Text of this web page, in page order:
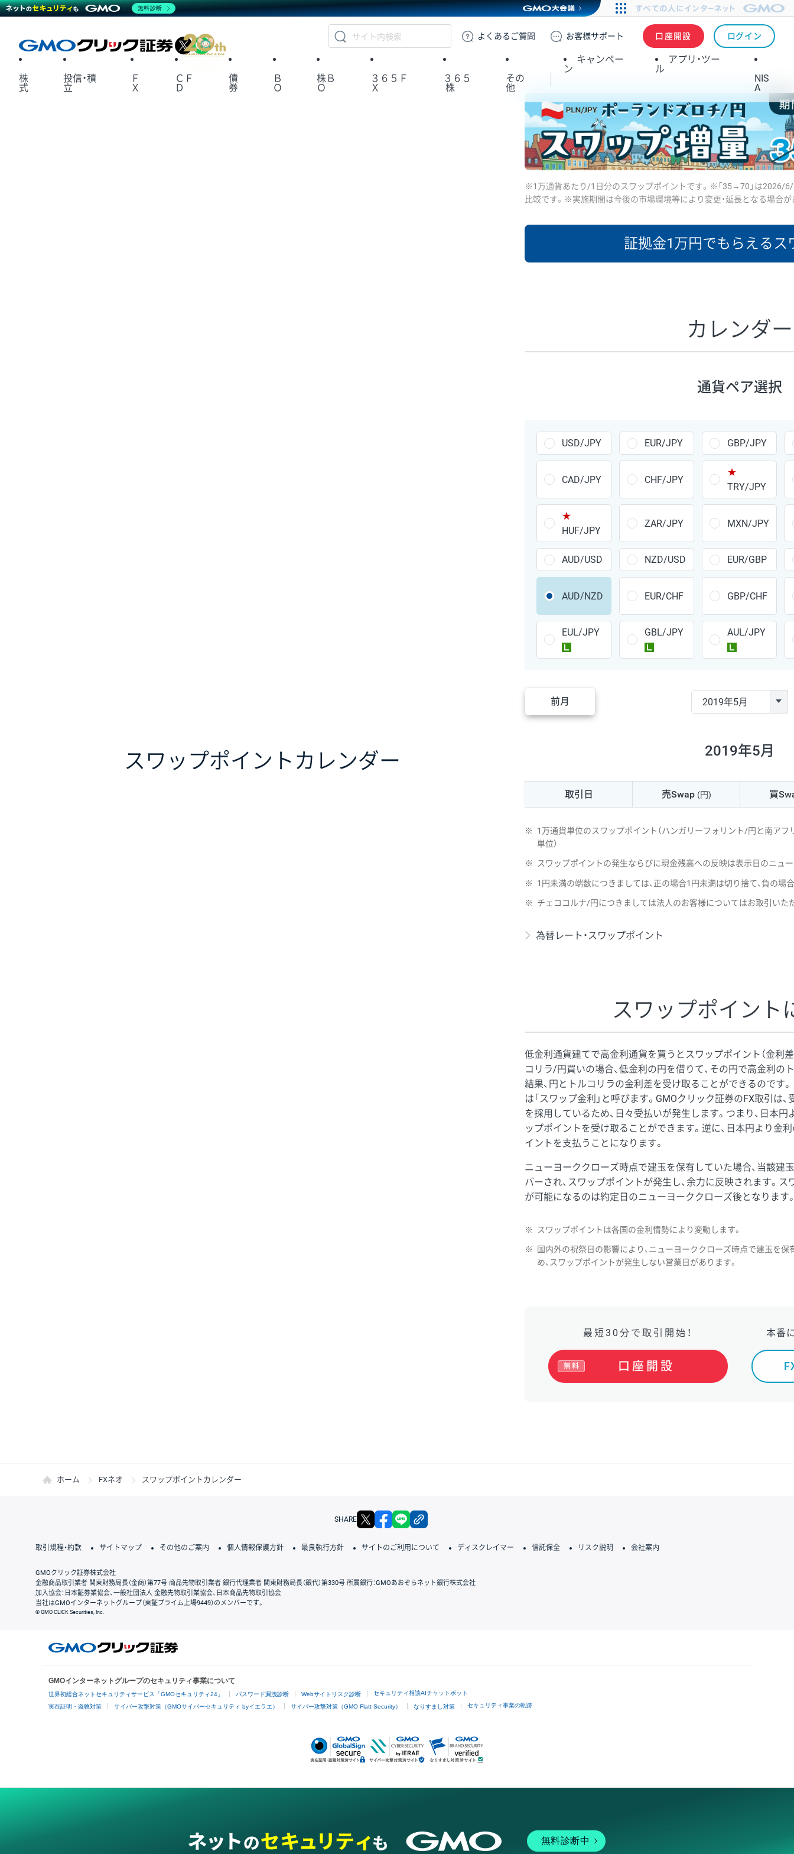
GMOクリック証券
よくある ご質問 お客様サポート 口座開設 ログイン
X
株
式
投信・積
立
Ｆ
Ｘ
ＣＦ
Ｄ
債
券
Ｂ
Ｏ
株Ｂ
Ｏ
３６５Ｆ
Ｘ
３６５
株
その
他
キャンペー
ン
アプリ・ツー
ル
NIS
A
スワップポイント カレンダー
※1万通貨あたり/1日分のスワップポイントです。※「35→70」は2026/6/
比較です。※実施期間は今後の市場環境等により変更・延長となる場合が
証拠金1万円でもらえるス
あたりの
ポイント
GBP/JPY 170円
AUD/JPY 106円
NZD/JPY 28円
CAD/JPY 38円
CHF/JPY 34円
PLN/JPY 35円
HUF/JPY 16円
ZAR/JPY 130円
MXN/JPY 140円
AUD/USD
EUR/AUD 103円
160円
※ハンガリーフォリント/円と南アフリカランド/円とメキシコペソ/
カレンダー
通貨ペア選択
USD/JPY EUR/JPY GBP/JPY
CAD/JPY CHF/JPY
★
TRY/JPY
★
HUF/JPY
ZAR/JPY MXN/JPY
AUD/USD NZD/USD EUR/GBP
AUD/NZD EUR/CHF GBP/CHF
EUL/JPY
GBL/JPY
AUL/JPY
前月
2019年5月
取引日 売Swap (円) 買
※
1万通貨単位のスワップポイント（ハンガリーフォリント/円と南ア
単位）
※ スワップポイントの発生ならびに現金残高への反映は表示日のニュ
※ 1円未満の端数につきましては、正の場合1円未満は切り捨て、負の場
※ チェココルナ/円につきましては法人のお客様についてはお取引いた
為替レート・スワップポイント
スワップポイント
低金利通貨建てで高金利通貨を買うとスワップポイント（金利
コリラ/円買いの場合、低金利の円を借りて、その円で高金利の
結果、円とトルコリラの金利差を受け取ることができるのです
は「スワップ金利」と呼びます。GMOクリック証券のFX取引は
を採用しているため、日々受払いが発生します。つまり、日本
ップポイントを受け取ることができます。逆に、日本円より金
イントを支払うことになります。
ニューヨーククローズ時点で建玉を保有していた場合、当該建
バーされ、スワップポイントが発生し、余力に反映されます。
が可能になるのは約定日のニューヨーククローズ後となります
※ スワップポイントは各国の金利情勢により変動します。
※
国内外の祝祭日の影響により、ニューヨーククローズ時点で建玉を
め、スワップポイントが発生しない営業日があります。
最短30分で取引開始！
口座開設
無料
本番
ホーム FXネオ スワップポイントカレンダー
SHARE X facebook
取引規程・約款 サイトマップ その他のご案内 個人情報保護方針 最良執行方針 サイトのご利用について ディスクレイマー 信託保全 リスク説明 会社案内
GMOクリック証券株式会社
金融商品取引業者 関東財務局長（金商）第77号 商品先物取引業者 銀行代理業者 関東財務局長（銀代）第330号 所属銀行：GMOあおぞらネット銀行株式会社
加入協会：日本証券業協会、一般社団法人 金融先物取引業協会、日本商品先物取引協会
当社はGMOインターネットグループ（東証プライム上場9449）のメンバーです。
© GMO CLICK Securities, Inc.
GMOインターネットグループのセキュリティ事業について
世界初総合ネットセキュリティサービス「GMOセキュリティ24」 パスワード漏洩診断 Webサイトリスク診断 セキュリティ相談AIチャットボット
実在証明・盗聴対策 サイバー攻撃対策（GMOサイバーセキュリティ byイエラエ） サイバー攻撃対策（GMO Flatt Security） なりすまし対策 セキュリティ事業の軌跡
無料診断中
無料診断